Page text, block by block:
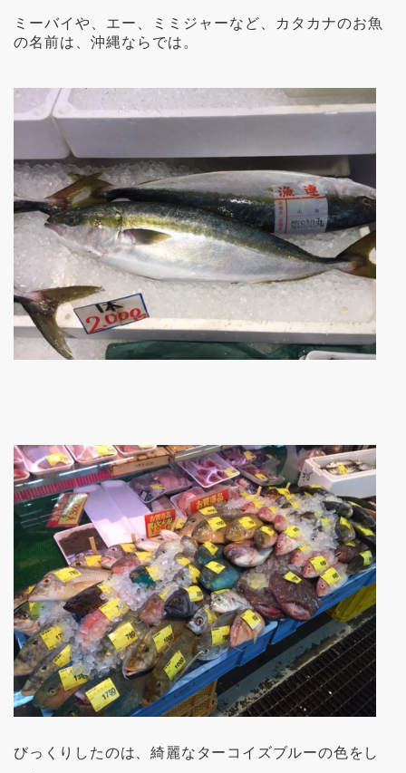
ミーバイや、エー、ミミジャーなど、カタカナのお魚
の名前は、沖縄ならでは。
びっくりしたのは、綺麗なターコイズブルーの色をし